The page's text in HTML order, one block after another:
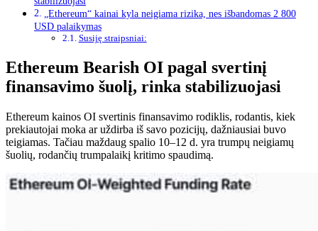
„Ethereum“ kainai kyla neigiama rizika, nes išbandomas 2 800
USD palaikymas
Susiję straipsniai:
Ethereum Bearish OI pagal svertinį
finansavimo šuolį, rinka stabilizuojasi
Ethereum kainos OI svertinis finansavimo rodiklis, rodantis, kiek
prekiautojai moka ar uždirba iš savo pozicijų, dažniausiai buvo
teigiamas. Tačiau maždaug spalio 10–12 d. yra trumpų neigiamų
šuolių, rodančių trumpalaikį kritimo spaudimą.